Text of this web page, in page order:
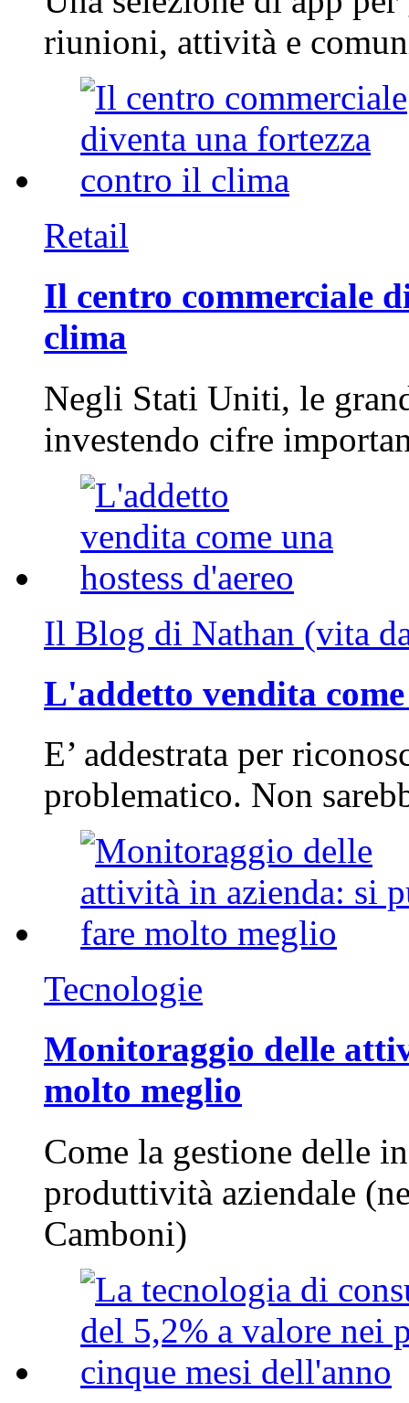
riunioni, attività e
Retail
Il centro commerciale
clima
Negli Stati Uniti, le
investendo cifre
Il Blog di Nathan (vita
L'addetto vendita
E’ addestrata per
problematico. Non
Tecnologie
Monitoraggio delle
molto meglio
Come la gestione delle
produttività aziendale
Camboni)